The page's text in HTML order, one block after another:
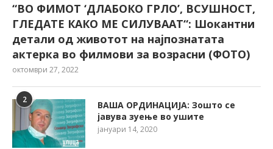
“ВО ФИМОТ ‘ДЛАБОКО ГРЛО’, ВСУШНОСТ,
ГЛЕДАТЕ КАКО МЕ СИЛУВААТ“: Шокантни
детали од животот на најпознатата
актерка во филмови за возрасни (ФОТО)
октомври 27, 2022
2
ВАША ОРДИНАЦИЈА: Зошто се
јавува зуење во ушите
јануари 14, 2020